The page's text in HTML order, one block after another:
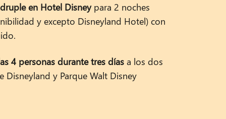
Qualifio), personalización ilimitada código white-
en Hotel Disneypara 2 noches
y excepto Disneyland Hotel) con
4 personas durante tres días a los dos
Disneyland y Parque Walt Disney